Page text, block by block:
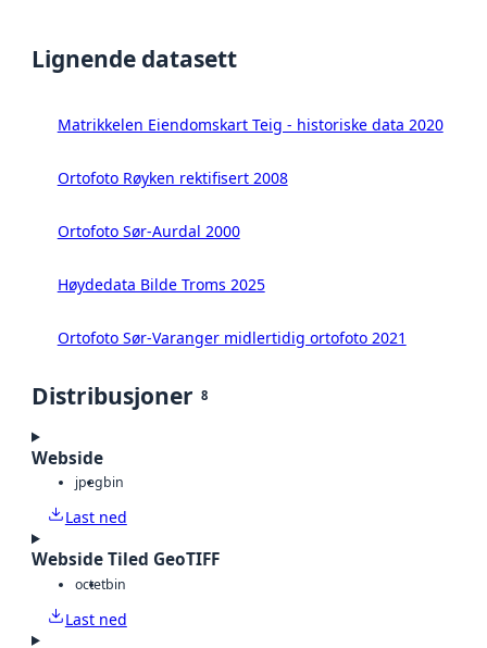
Lignende datasett
Matrikkelen Eiendomskart Teig - historiske data 2020
Ortofoto Røyken rektifisert 2008
Ortofoto Sør-Aurdal 2000
Høydedata Bilde Troms 2025
Ortofoto Sør-Varanger midlertidig ortofoto 2021
Distribusjoner 8
Webside
jpegbin
Last ned
Webside Tiled GeoTIFF
octetbin
Last ned